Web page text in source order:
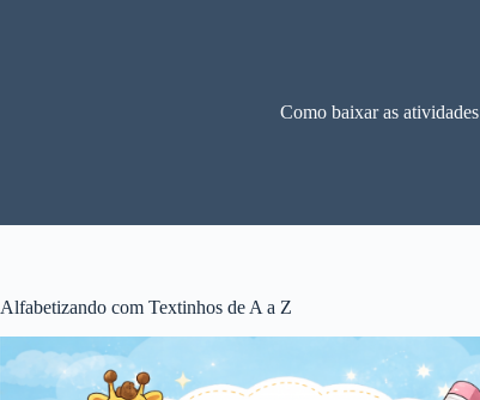
Como baixar as atividades
Alfabetizando com Textinhos de A a Z